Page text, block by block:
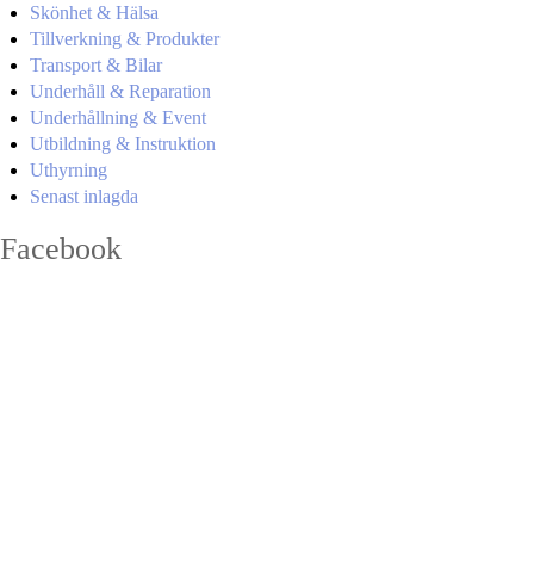
Skönhet & Hälsa
Tillverkning & Produkter
Transport & Bilar
Underhåll & Reparation
Underhållning & Event
Utbildning & Instruktion
Uthyrning
Senast inlagda
Facebook